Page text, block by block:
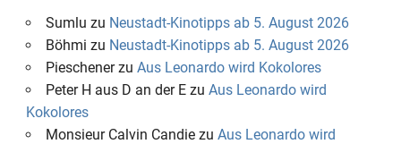
Sumlu zu Neustadt-Kinotipps ab 5. August 2026
Böhmi zu Neustadt-Kinotipps ab 5. August 2026
Pieschenerzu Aus Leonardo wird Kokolores
Peter H aus D an der Ezu Aus Leonardo wird
Kokolores
Monsieur Calvin Candiezu Aus Leonardo wird